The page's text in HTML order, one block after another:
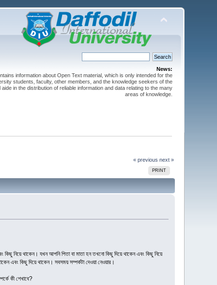
News:
information about Open Text material, which is only intended for the
students, faculty, other members, and the knowledge seekers of the
in the distribution of reliable information and data relating to the many
areas of knowledge.
« previous next »
PRINT
কিছু নিয়ে থাকেন। যখন আপনি পিতা বা মাতা হন তখনো কিছু দিয়ে থাকেন এবং কিছু নিয়ে
এবং কিছু দিয়ে থাকেন। সবসময় সম্পর্কটা দেওয়া নেওয়ার।
কী শেখাবে?